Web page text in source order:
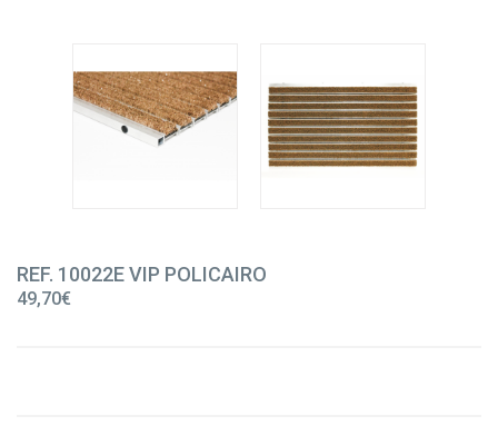
REF. 10022E VIP POLICAIRO
49,70€